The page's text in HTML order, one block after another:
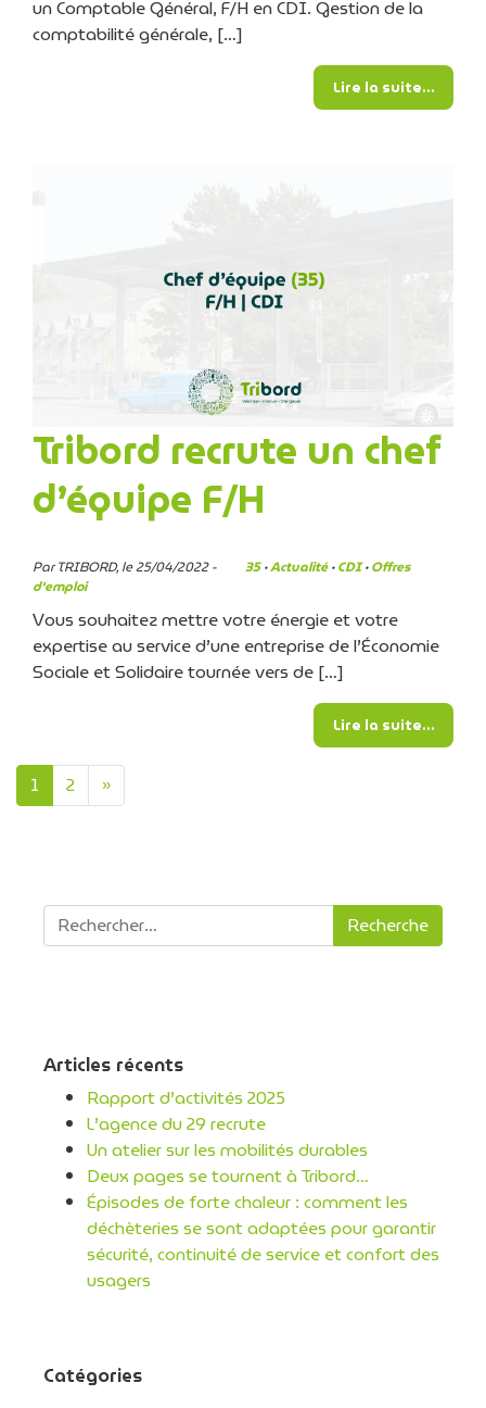
un Comptable Général, F/H en CDI. Gestion de la
comptabilité générale, […]
Lire la suite…from
Tribord recrute un chef
d’équipe F/H
Par TRIBORD, le 25/04/2022 - 35·Actualité·CDI·Offres
d'emploi
Vous souhaitez mettre votre énergie et votre
expertise au service d’une entreprise de l’Économie
Sociale et Solidaire tournée vers de […]
Lire la suite…from
Navigation dans les
1 2 »
Recherche pour :
Articles récents
Rapport d’activités 2025
L’agence du 29 recrute
Un atelier sur les mobilités durables
Deux pages se tournent à Tribord…
Épisodes de forte chaleur : comment les
déchèteries se sont adaptées pour garantir
sécurité, continuité de service et confort des
usagers
Catégories